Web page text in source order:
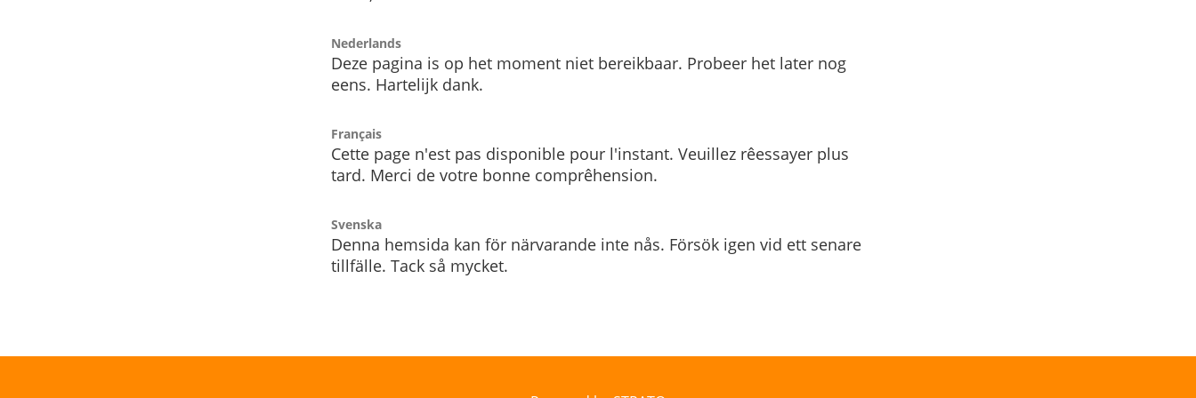
Nederlands
Deze pagina is op het moment niet bereikbaar. Probeer het later nog
eens. Hartelijk dank.
Français
Cette page n'est pas disponible pour l'instant. Veuillez rêessayer plus
tard. Merci de votre bonne comprêhension.
Svenska
Denna hemsida kan för närvarande inte nås. Försök igen vid ett senare
tillfälle. Tack så mycket.